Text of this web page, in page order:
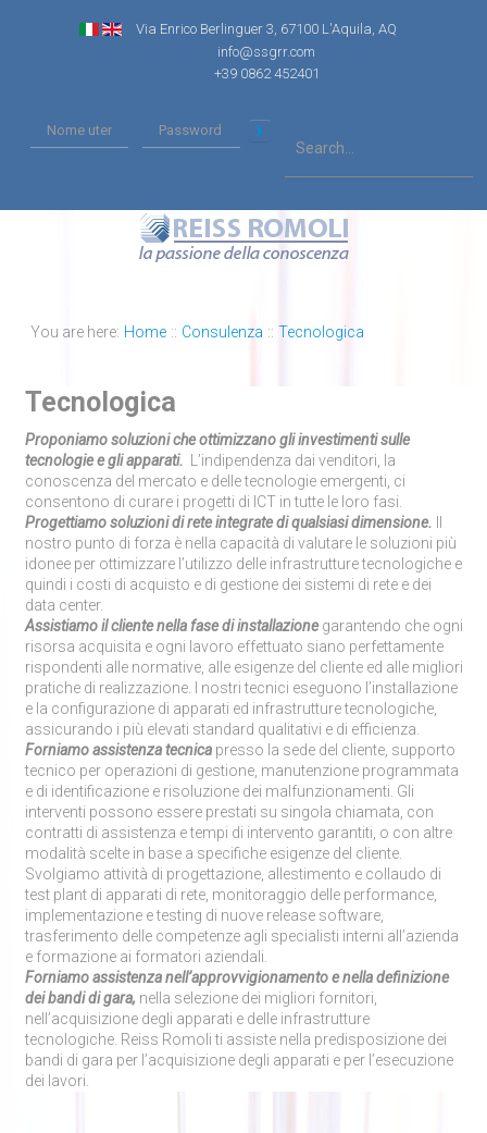
Via Enrico Berlinguer 3, 67100 L'Aquila, AQ
info@ssgrr.com
+39 0862 452401
You are here: Home :: Consulenza :: Tecnologica
Tecnologica
Proponiamo soluzioni che ottimizzano gli investimenti sulle
tecnologie e gli apparati.
L’indipendenza dai venditori, la
conoscenza del mercato e delle tecnologie emergenti, ci
consentono di curare i progetti di ICT in tutte le loro fasi.
Progettiamo soluzioni di rete integrate di qualsiasi dimensione.
nostro punto di forza è nella capacità di valutare le soluzioni più
idonee per ottimizzare l’utilizzo delle infrastrutture tecnologiche e
quindi i costi di acquisto e di gestione dei sistemi di rete e dei
data center.
Assistiamo il cliente nella fase di installazionegarantendo che ogni
risorsa acquisita e ogni lavoro effettuato siano perfettamente
rispondenti alle normative, alle esigenze del cliente ed alle migliori
pratiche di realizzazione. I nostri tecnici eseguono l’installazione
e la configurazione di apparati ed infrastrutture tecnologiche,
assicurando i più elevati standard qualitativi e di efficienza.
Forniamo assistenza tecnica presso la sede del cliente, supporto
tecnico per operazioni di gestione, manutenzione programmata
e di identificazione e risoluzione dei malfunzionamenti. Gli
interventi possono essere prestati su singola chiamata, con
contratti di assistenza e tempi di intervento garantiti, o con altre
modalità scelte in base a specifiche esigenze del cliente.
Svolgiamo attività di progettazione, allestimento e collaudo di
test plant di apparati di rete, monitoraggio delle performance,
implementazione e testing di nuove release software,
trasferimento delle competenze agli specialisti interni all’azienda
e formazione ai formatori aziendali.
Forniamo assistenza nell’approvvigionamento e nella definizione
dei bandi di gara, nella selezione dei migliori fornitori,
nell’acquisizione degli apparati e delle infrastrutture
tecnologiche. Reiss Romoli ti assiste nella predisposizione dei
bandi di gara per l’acquisizione degli apparati e per l’esecuzione
dei lavori.